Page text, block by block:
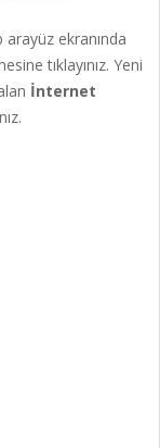
arayüz ekranında
tıklayınız. Yeni
İnternet